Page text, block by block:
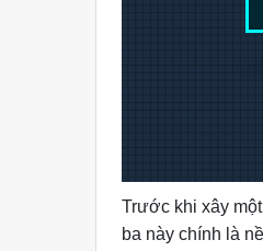
Trước khi xây
ba này chính là